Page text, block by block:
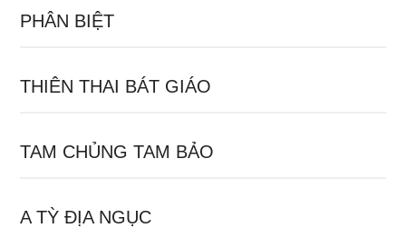
PHÂN BIỆT
THIÊN THAI BÁT GIÁO
TAM CHỦNG TAM BẢO
A TỲ ĐỊA NGỤC